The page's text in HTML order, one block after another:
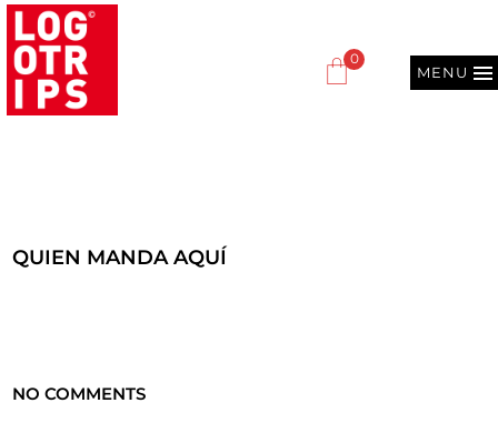
MENU
0
QUIEN MANDA AQUÍ
NO COMMENTS